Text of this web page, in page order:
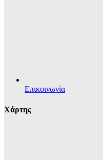
Επικοινωνία
Χάρτης